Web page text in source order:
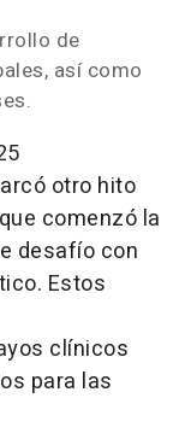
de
así como
otro hito
comenzó la
desafío con
Estos
clínicos
para las